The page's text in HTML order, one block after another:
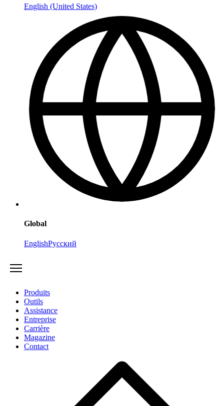
English (United States)
Global
EnglishРусский
Produits
Outils
Assistance
Entreprise
Carrière
Magazine
Contact